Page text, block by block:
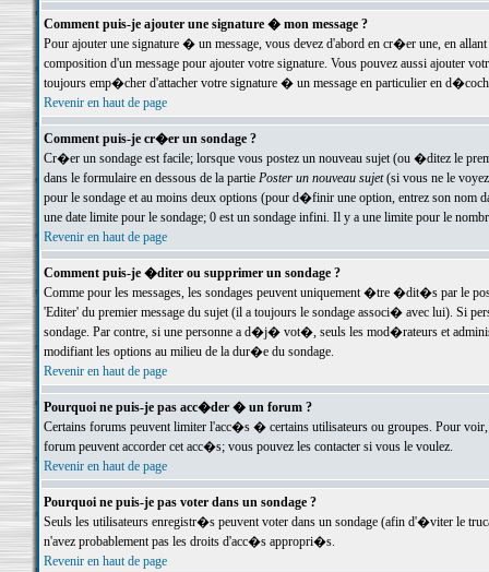
Comment puis-je ajouter une signature � mon message ?
Pour ajouter une signature � un message, vous devez d'abord en cr�er une, en
composition d'un message pour ajouter votre signature. Vous pouvez aussi ajouter
toujours emp�cher d'attacher votre signature � un message en particulier en
Revenir en haut de page
Comment puis-je cr�er un sondage ?
Cr�er un sondage est facile; lorsque vous postez un nouveau sujet (ou �ditez le
dans le formulaire en dessous de la partie Poster un nouveau sujet(si vous ne le voyez
pour le sondage et au moins deux options (pour d�finir une option, entrez son nom
une date limite pour le sondage; 0 est un sondage infini. Il y a une limite pour le
Revenir en haut de page
Comment puis-je �diter ou supprimer un sondage ?
Comme pour les messages, les sondages peuvent uniquement �tre �dit�s par le
'Editer' du premier message du sujet (il a toujours le sondage associ� avec lui). Si
sondage. Par contre, si une personne a d�j� vot�, seuls les mod�rateurs et
modifiant les options au milieu de la dur�e du sondage.
Revenir en haut de page
Pourquoi ne puis-je pas acc�der � un forum ?
Certains forums peuvent limiter l'acc�s � certains utilisateurs ou groupes. Pour
forum peuvent accorder cet acc�s; vous pouvez les contacter si vous le voulez.
Revenir en haut de page
Pourquoi ne puis-je pas voter dans un sondage ?
Seuls les utilisateurs enregistr�s peuvent voter dans un sondage (afin d'�viter le
n'avez probablement pas les droits d'acc�s appropri�s.
Revenir en haut de page